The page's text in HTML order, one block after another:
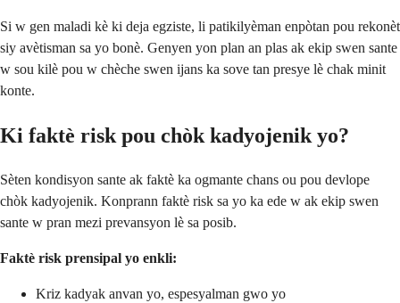
Si w gen maladi kè ki deja egziste, li patikilyèman enpòtan pou rekonèt
siy avètisman sa yo bonè. Genyen yon plan an plas ak ekip swen sante
w sou kilè pou w chèche swen ijans ka sove tan presye lè chak minit
konte.
Ki faktè risk pou chòk kadyojenik yo?
Sèten kondisyon sante ak faktè ka ogmante chans ou pou devlope
chòk kadyojenik. Konprann faktè risk sa yo ka ede w ak ekip swen
sante w pran mezi prevansyon lè sa posib.
Faktè risk prensipal yo enkli:
Kriz kadyak anvan yo, espesyalman gwo yo